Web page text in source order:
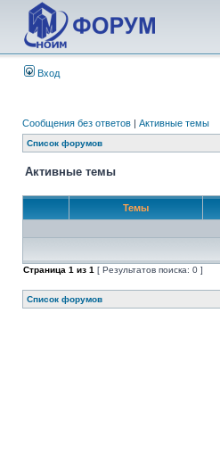
Вход
Сообщения без ответов | Активные темы
Список форумов
Активные темы
Темы
Страница 1 из 1 [ Результатов поиска: 0 ]
Список форумов